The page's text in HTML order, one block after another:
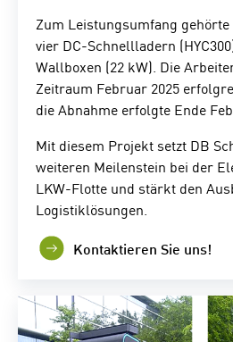
Zum Leistungsumfang
vier DC-Schnellladern
Wallboxen (22 kW). Die
Zeitraum Februar 2025
die Abnahme erfolgte Ende
Mit diesem Projekt setzt DB
weiteren Meilenstein bei der
LKW-Flotte und stärkt den
Logistiklösungen.
Kontaktieren Sie uns!